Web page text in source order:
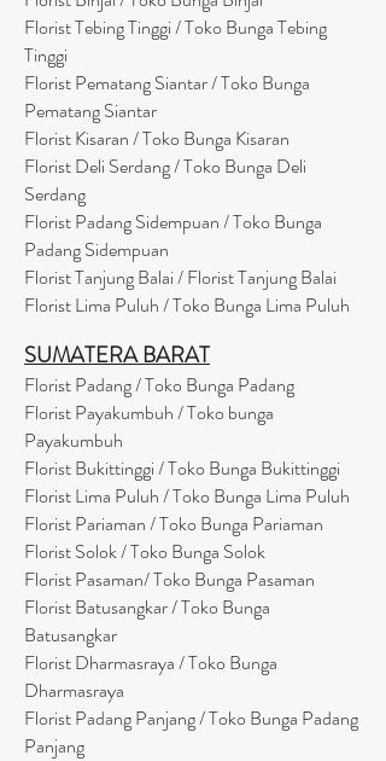
Florist Tebing Tinggi / Toko Bunga Tebing
Tinggi
Florist Pematang Siantar / Toko Bunga
Pematang Siantar
Florist Kisaran / Toko Bunga Kisaran
Florist Deli Serdang / Toko Bunga Deli
Serdang
Florist Padang Sidempuan / Toko Bunga
Padang Sidempuan
Florist Tanjung Balai / Florist Tanjung Balai
Florist Lima Puluh / Toko Bunga Lima Puluh
SUMATERA BARAT
Florist Padang / Toko Bunga Padang
Florist Payakumbuh / Toko bunga
Payakumbuh
Florist Bukittinggi / Toko Bunga Bukittinggi
Florist Lima Puluh / Toko Bunga Lima Puluh
Florist Pariaman / Toko Bunga Pariaman
Florist Solok / Toko Bunga Solok
Florist Pasaman/ Toko Bunga Pasaman
Florist Batusangkar / Toko Bunga
Batusangkar
Florist Dharmasraya / Toko Bunga
Dharmasraya
Florist Padang Panjang / Toko Bunga Padang
Panjang